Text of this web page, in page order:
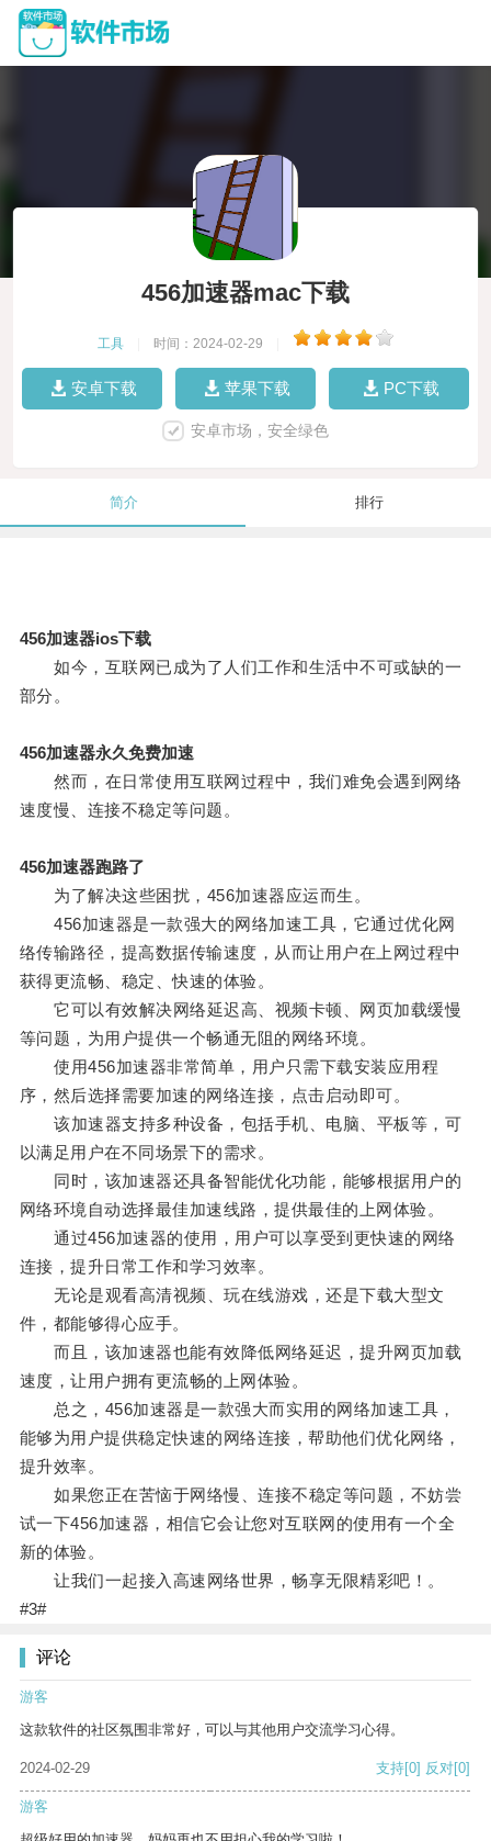
456加速器mac下载
工具 时间：2024-02-29
安卓下载 苹果下载 PC下载
安卓市场，安全绿色
简介 排行
456加速器ios下载
如今，互联网已成为了人们工作和生活中不可或缺的一
部分。
456加速器永久免费加速
然而，在日常使用互联网过程中，我们难免会遇到网络
速度慢、连接不稳定等问题。
456加速器跑路了
为了解决这些困扰，456加速器应运而生。
456加速器是一款强大的网络加速工具，它通过优化网
络传输路径，提高数据传输速度，从而让用户在上网过程中
获得更流畅、稳定、快速的体验。
它可以有效解决网络延迟高、视频卡顿、网页加载缓慢
等问题，为用户提供一个畅通无阻的网络环境。
使用456加速器非常简单，用户只需下载安装应用程
序，然后选择需要加速的网络连接，点击启动即可。
该加速器支持多种设备，包括手机、电脑、平板等，可
以满足用户在不同场景下的需求。
同时，该加速器还具备智能优化功能，能够根据用户的
网络环境自动选择最佳加速线路，提供最佳的上网体验。
通过456加速器的使用，用户可以享受到更快速的网络
连接，提升日常工作和学习效率。
无论是观看高清视频、玩在线游戏，还是下载大型文
件，都能够得心应手。
而且，该加速器也能有效降低网络延迟，提升网页加载
速度，让用户拥有更流畅的上网体验。
总之，456加速器是一款强大而实用的网络加速工具，
能够为用户提供稳定快速的网络连接，帮助他们优化网络，
提升效率。
如果您正在苦恼于网络慢、连接不稳定等问题，不妨尝
试一下456加速器，相信它会让您对互联网的使用有一个全
新的体验。
让我们一起接入高速网络世界，畅享无限精彩吧！。
#3#
评论
游客
这款软件的社区氛围非常好，可以与其他用户交流学习心得。
2024-02-29 支持[0] 反对[0]
游客